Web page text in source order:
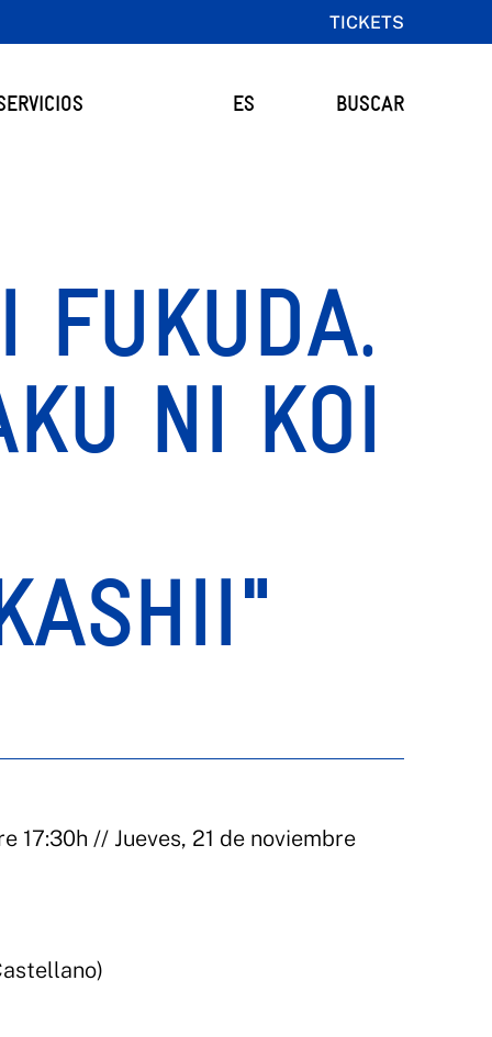
TICKETS
ES BUSCAR
FUKUDA.
NI KOI
17:30h // Jueves, 21 de noviembre